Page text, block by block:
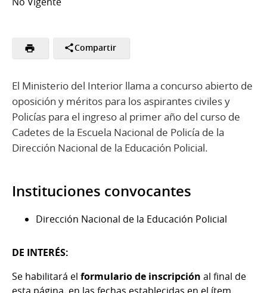
Compartir
El Ministerio del Interior llama a concurso abierto de
oposición y méritos para los aspirantes civiles y
Policías para el ingreso al primer año del curso de
Cadetes de la Escuela Nacional de Policía de la
Dirección Nacional de la Educación Policial.
Instituciones convocantes
Dirección Nacional de la Educación Policial
DE INTERÉS:
Se habilitará el formulario de inscripción al final de
esta página, en las fechas establecidas en el ítem